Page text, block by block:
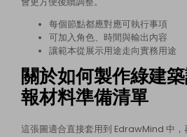
每個節點都應對應可執行事項
可加入角色、時間與輸出內容
讓範本從展示用途走向實務用途
關於如何製作綠建
報材料準備清單
這張圖適合直接套用到 EdrawMind 中，